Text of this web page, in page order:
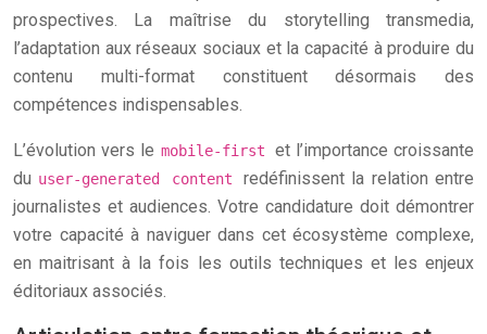
prospectives. La maîtrise du storytelling transmedia,
l’adaptation aux réseaux sociaux et la capacité à produire du
contenu multi-format constituent désormais des
compétences indispensables.
L’évolution vers le mobile-first et l’importance croissante
du user-generated contentredéfinissent la relation entre
journalistes et audiences. Votre candidature doit démontrer
votre capacité à naviguer dans cet écosystème complexe,
en maitrisant à la fois les outils techniques et les enjeux
éditoriaux associés.